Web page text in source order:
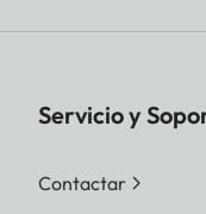
Servicio y
Contactar